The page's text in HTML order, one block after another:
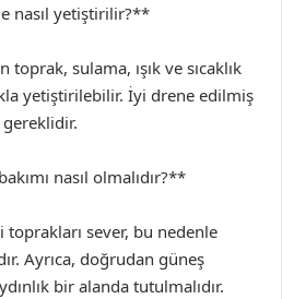
nasıl yetiştirilir?**
toprak, sulama, ışık ve sıcaklık
yetiştirilebilir. İyi drene edilmiş
nasıl olmalıdır?**
toprakları sever, bu nedenle
Ayrıca, doğrudan güneş
bir alanda tutulmalıdır.